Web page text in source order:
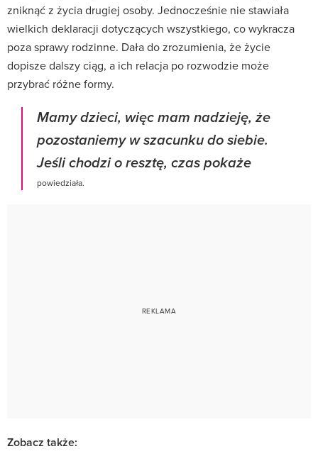
zniknąć z życia drugiej osoby. Jednocześnie nie stawiała
wielkich deklaracji dotyczących wszystkiego, co wykracza
poza sprawy rodzinne. Dała do zrozumienia, że życie
dopisze dalszy ciąg, a ich relacja po rozwodzie może
przybrać różne formy.
Mamy dzieci, więc mam nadzieję, że
pozostaniemy w szacunku do siebie.
Jeśli chodzi o resztę, czas pokaże
powiedziała.
Zobacz także: